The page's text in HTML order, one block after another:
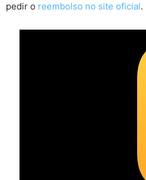
pedir o reembolso no site oficial.